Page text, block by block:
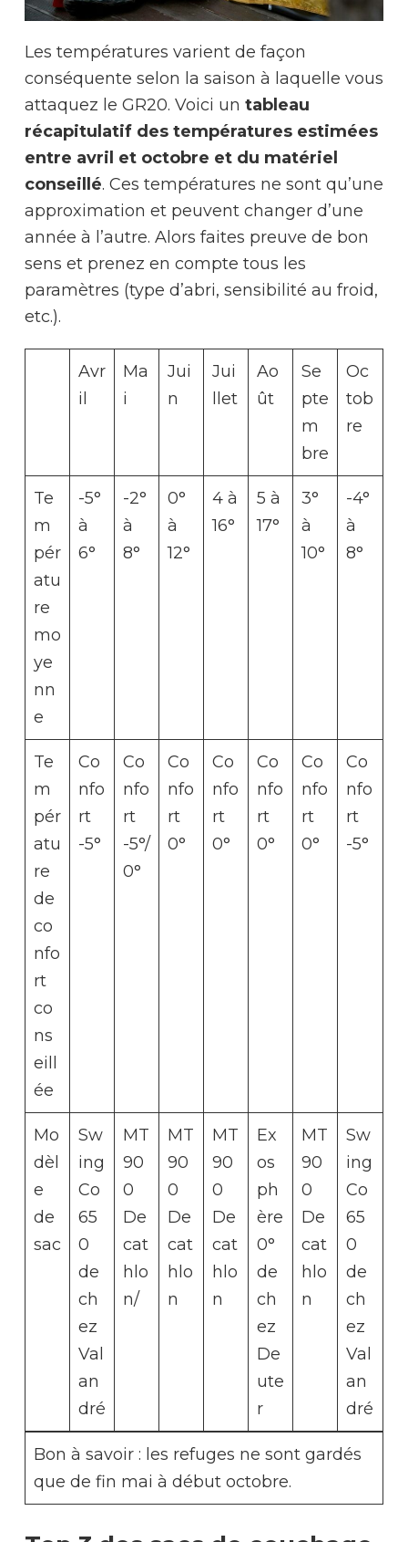
Les températures varient de façon
conséquente selon la saison à laquelle vous
attaquez le GR20. Voici un tableau
récapitulatif des températures estimées
entre avril et octobre et du matériel
conseillé. Ces températures ne sont qu’une
approximation et peuvent changer d’une
année à l’autre. Alors faites preuve de bon
sens et prenez en compte tous les
paramètres (type d’abri, sensibilité au froid,
etc.).
Avr
il
Ma
i
Jui
n
Jui
llet
Ao
ût
Se
pte
m
bre
Oc
tob
re
Te
m
pér
atu
re
mo
ye
nn
e
-5°
à
6°
-2°
à
8°
0°
à
12°
4 à
16°
5 à
17°
3°
à
10°
-4°
à
8°
Te
m
pér
atu
re
de
co
nfo
rt
co
ns
eill
ée
Co
nfo
rt
-5°
Co
nfo
rt
-5°/
0°
Co
nfo
rt
0°
Co
nfo
rt
0°
Co
nfo
rt
0°
Co
nfo
rt
0°
Co
nfo
rt
-5°
Mo
dèl
e
de
sac
Sw
ing
Co
65
0
de
ch
ez
Val
an
dré
MT
90
0
De
cat
hlo
n/
MT
90
0
De
cat
hlo
n
MT
90
0
De
cat
hlo
n
Ex
os
ph
ère
0°
de
ch
ez
De
ute
r
MT
90
0
De
cat
hlo
n
Sw
ing
Co
65
0
de
ch
ez
Val
an
dré
Bon à savoir : les refuges ne sont gardés
que de fin mai à début octobre.